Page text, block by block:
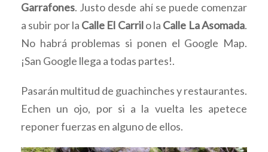
Garrafones. Justo desde ahí se puede comenzar
a subir por la Calle El Carrilo la Calle La Asomada.
No habrá problemas si ponen el Google Map.
¡San Google llega a todas partes!.
Pasarán multitud de guachinches y restaurantes.
Echen un ojo, por si a la vuelta les apetece
reponer fuerzas en alguno de ellos.